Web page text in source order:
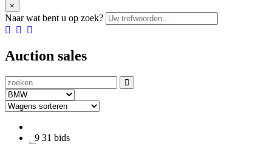
×
Naar wat bent u op zoek?
Auction sales
9 31 bids